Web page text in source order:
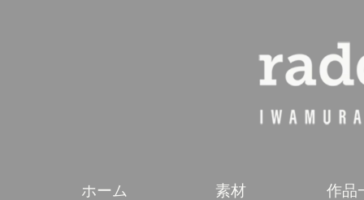
ホーム 素材 作品